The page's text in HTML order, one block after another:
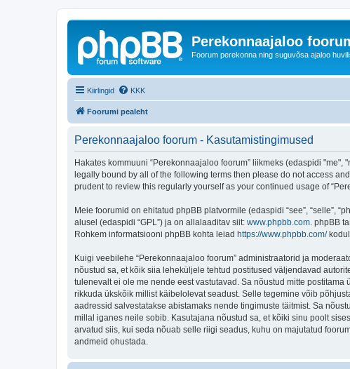
Perekonnaajaloo
Foorum perekonna ning suguvõsa ajaloo
Kiirlingid KKK
Foorumi pealeht
Perekonnaajaloo foorum - Kasutamistingimused
Hakates kommuuni “Perekonnaajaloo foorum” liikmeks (edaspidi "me",
legally bound by all of the following terms then please do not access
prudent to review this regularly yourself as your continued usage of
Meie foorumid on ehitatud phpBB platvormile (edaspidi “see”, “selle”,
alusel (edaspidi “GPL”) ja on allalaaditav siit: www.phpbb.com . phpBB
Rohkem informatsiooni phpBB kohta leiad https://www.phpbb.com/
Kuigi veebilehe “Perekonnaajaloo foorum” administraatorid ja
nõustud sa, et kõik siia leheküljele tehtud postitused väljendavad
tulenevalt ei ole me nende eest vastutavad. Sa nõustud mitte
rikkuda ükskõik millist käibelolevat seadust. Selle tegemine võib
aadressid salvestatakse abistamaks nende tingimuste täitmist. Sa
millal iganes neile sobib. Kasutajana nõustud sa, et kõiki sinu poolt
arvatud siis, kui seda nõuab selle riigi seadus, kuhu on majutatud
andmeid ohustada.